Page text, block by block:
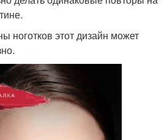
ноготков этот дизайн может